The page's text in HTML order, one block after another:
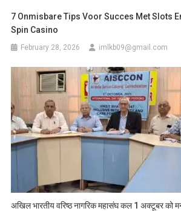
7 Onmisbare Tips Voor Succes Met Slots
Spin Casino
February 28, 2026 imlkb09@gmail.com
अखिल भारतीय वरिष्ठ नागरिक महासंघ कल 1 अक्टूबर को